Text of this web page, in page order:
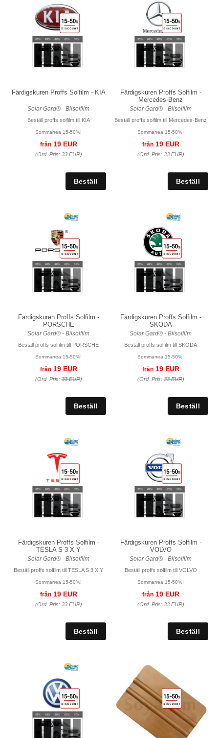
Färdigskuren Proffs Solfilm - KIA
Solar Gard® - Bilsolfilm
Beställ proffs solfilm till KIA
Sommarrea 15-50%!
från19 EUR
(Ord. Pris:33 EUR)
Färdigskuren Proffs Solfilm -
Mercedes-Benz
Solar Gard® - Bilsolfilm
Beställ proffs solfilm till Mercedes-Benz
Sommarrea 15-50%!
från19 EUR
(Ord. Pris:33 EUR)
Färdigskuren Proffs Solfilm -
PORSCHE
Solar Gard® - Bilsolfilm
Beställ proffs solfilm till PORSCHE
Sommarrea 15-50%!
från19 EUR
(Ord. Pris:33 EUR)
Färdigskuren Proffs Solfilm -
SKODA
Solar Gard® - Bilsolfilm
Beställ proffs solfilm till SKODA
Sommarrea 15-50%!
från19 EUR
(Ord. Pris:33 EUR)
Färdigskuren Proffs Solfilm -
TESLA S 3 X Y
Solar Gard® - Bilsolfilm
Beställ proffs solfilm till TESLA S 3 X Y
Sommarrea 15-50%!
från19 EUR
(Ord. Pris:33 EUR)
Färdigskuren Proffs Solfilm -
VOLVO
Solar Gard® - Bilsolfilm
Beställ proffs solfilm till VOLVO
Sommarrea 15-50%!
från19 EUR
(Ord. Pris:33 EUR)